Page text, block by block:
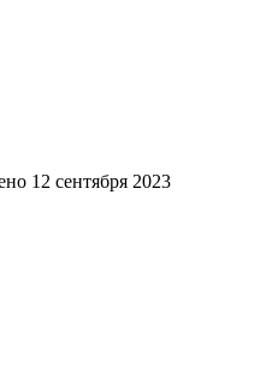
12 сентября 2023